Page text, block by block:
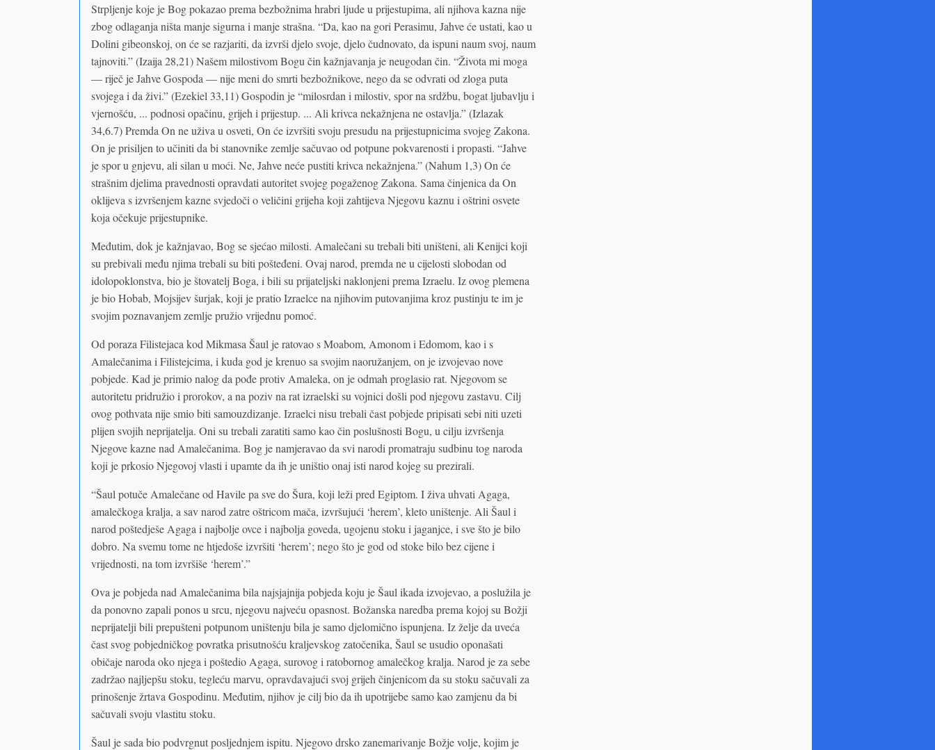
Strpljenje koje je Bog pokazao prema bezbožnima hrabri ljude u prijestupima, ali njihova kazna nije
zbog odlaganja ništa manje sigurna i manje strašna. “Da, kao na gori Perasimu, Jahve će ustati, kao u
Dolini gibeonskoj, on će se razjariti, da izvrši djelo svoje, djelo čudnovato, da ispuni naum svoj, naum
tajnoviti.” (Izaija 28,21) Našem milostivom Bogu čin kažnjavanja je neugodan čin. “Života mi moga
— riječ je Jahve Gospoda — nije meni do smrti bezbožnikove, nego da se odvrati od zloga puta
svojega i da živi.” (Ezekiel 33,11) Gospodin je “milosrdan i milostiv, spor na srdžbu, bogat ljubavlju i
vjernošću, ... podnosi opačinu, grijeh i prijestup. ... Ali krivca nekažnjena ne ostavlja.” (Izlazak
34,6.7) Premda On ne uživa u osveti, On će izvršiti svoju presudu na prijestupnicima svojeg Zakona.
On je prisiljen to učiniti da bi stanovnike zemlje sačuvao od potpune pokvarenosti i propasti. “Jahve
je spor u gnjevu, ali silan u moći. Ne, Jahve neće pustiti krivca nekažnjena.” (Nahum 1,3) On će
strašnim djelima pravednosti opravdati autoritet svojeg pogaženog Zakona. Sama činjenica da On
oklijeva s izvršenjem kazne svjedoči o veličini grijeha koji zahtijeva Njegovu kaznu i oštrini osvete
koja očekuje prijestupnike.
Međutim, dok je kažnjavao, Bog se sjećao milosti. Amalečani su trebali biti uništeni, ali Kenijci koji
su prebivali među njima trebali su biti pošteđeni. Ovaj narod, premda ne u cijelosti slobodan od
idolopoklonstva, bio je štovatelj Boga, i bili su prijateljski naklonjeni prema Izraelu. Iz ovog plemena
je bio Hobab, Mojsijev šurjak, koji je pratio Izraelce na njihovim putovanjima kroz pustinju te im je
svojim poznavanjem zemlje pružio vrijednu pomoć.
Od poraza Filistejaca kod Mikmasa Šaul je ratovao s Moabom, Amonom i Edomom, kao i s
Amalečanima i Filistejcima, i kuda god je krenuo sa svojim naoružanjem, on je izvojevao nove
pobjede. Kad je primio nalog da pođe protiv Amaleka, on je odmah proglasio rat. Njegovom se
autoritetu pridružio i prorokov, a na poziv na rat izraelski su vojnici došli pod njegovu zastavu. Cilj
ovog pothvata nije smio biti samouzdizanje. Izraelci nisu trebali čast pobjede pripisati sebi niti uzeti
plijen svojih neprijatelja. Oni su trebali zaratiti samo kao čin poslušnosti Bogu, u cilju izvršenja
Njegove kazne nad Amalečanima. Bog je namjeravao da svi narodi promatraju sudbinu tog naroda
koji je prkosio Njegovoj vlasti i upamte da ih je uništio onaj isti narod kojeg su prezirali.
“Šaul potuče Amalečane od Havile pa sve do Šura, koji leži pred Egiptom. I živa uhvati Agaga,
amalečkoga kralja, a sav narod zatre oštricom mača, izvršujući ‘herem’, kleto uništenje. Ali Šaul i
narod poštedješe Agaga i najbolje ovce i najbolja goveda, ugojenu stoku i jaganjce, i sve što je bilo
dobro. Na svemu tome ne htjedoše izvršiti ‘herem’; nego što je god od stoke bilo bez cijene i
vrijednosti, na tom izvršiše ‘herem’.”
Ova je pobjeda nad Amalečanima bila najsjajnija pobjeda koju je Šaul ikada izvojevao, a poslužila je
da ponovno zapali ponos u srcu, njegovu najveću opasnost. Božanska naredba prema kojoj su Božji
neprijatelji bili prepušteni potpunom uništenju bila je samo djelomično ispunjena. Iz želje da uveća
čast svog pobjedničkog povratka prisutnošću kraljevskog zatočenika, Šaul se usudio oponašati
običaje naroda oko njega i poštedio Agaga, surovog i ratobornog amalečkog kralja. Narod je za sebe
zadržao najljepšu stoku, tegleću marvu, opravdavajući svoj grijeh činjenicom da su stoku sačuvali za
prinošenje žrtava Gospodinu. Međutim, njihov je cilj bio da ih upotrijebe samo kao zamjenu da bi
sačuvali svoju vlastitu stoku.
Šaul je sada bio podvrgnut posljednjem ispitu. Njegovo drsko zanemarivanje Božje volje, kojim je